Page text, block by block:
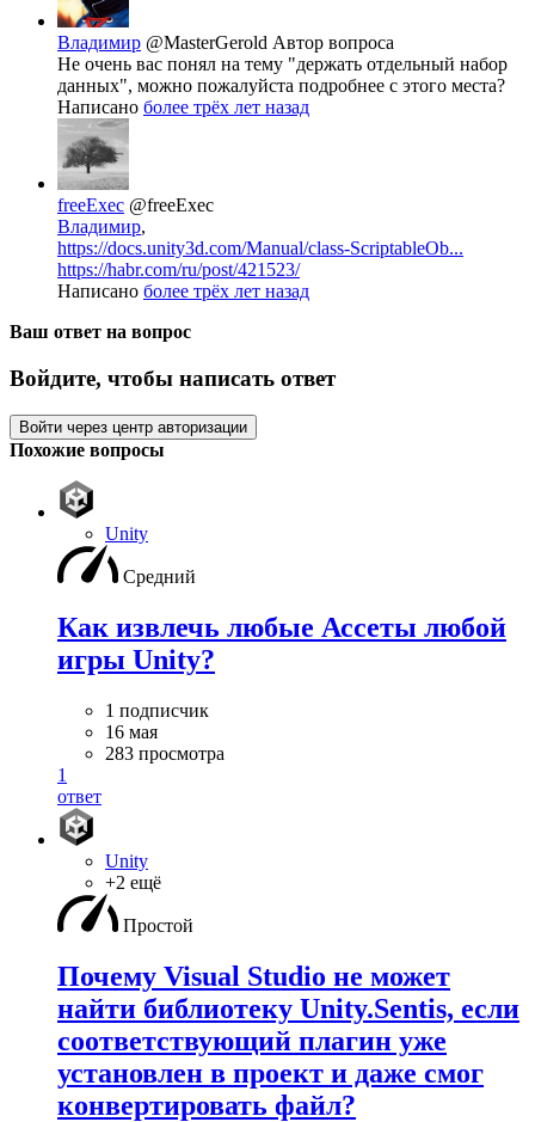
Владимир @MasterGerold Автор вопроса
Не очень вас понял на тему "держать отдельный набор
данных", можно пожалуйста подробнее с этого места?
Написано более трёх лет назад
freeExec @freeExec
Владимир,
https://docs.unity3d.com/Manual/class-ScriptableOb...
https://habr.com/ru/post/421523/
Написано более трёх лет назад
Ваш ответ на вопрос
Войдите, чтобы написать ответ
Войти через центр авторизации
Похожие вопросы
Unity
Средний
Как извлечь любые Ассеты любой
игры Unity?
1 подписчик
16 мая
283 просмотра
1
ответ
Unity
+2 ещё
Простой
Почему Visual Studio не может
найти библиотеку Unity.Sentis, если
соответствующий плагин уже
установлен в проект и даже смог
конвертировать файл?